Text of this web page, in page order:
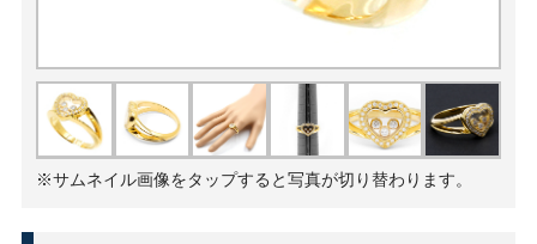
※サムネイル画像をタップすると写真が切り替わります。